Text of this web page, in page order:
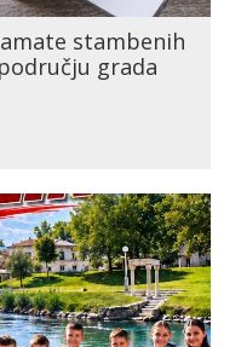
stambenih
grada